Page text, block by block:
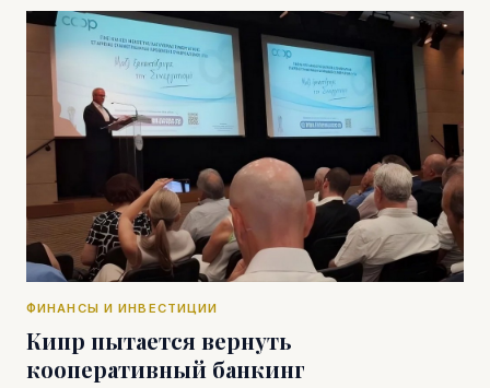
ФИНАНСЫ И ИНВЕСТИЦИИ
Кипр пытается вернуть
кооперативный банкинг